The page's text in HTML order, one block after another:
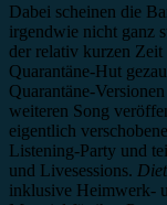
Dabei scheinen die
irgendwie nicht ganz
der relativ kurzen Zeit
Quarantäne-Hut
Quarantäne-
weiteren Song
eigentlich
Listening-Party und
und Livesessions.
inklusive Heimwerk-